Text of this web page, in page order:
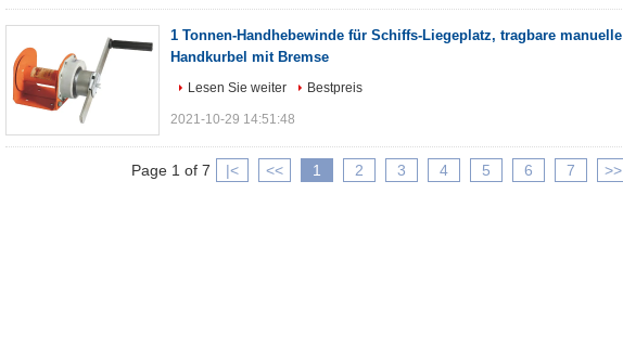
1 Tonnen-Handhebewinde für Schiffs-Liegeplatz, tragbare manuelle
Handkurbel mit Bremse
Lesen Sie weiter Bestpreis
2021-10-29 14:51:48
Page 1 of 7 |< << 1 2 3 4 5 6 7 >>